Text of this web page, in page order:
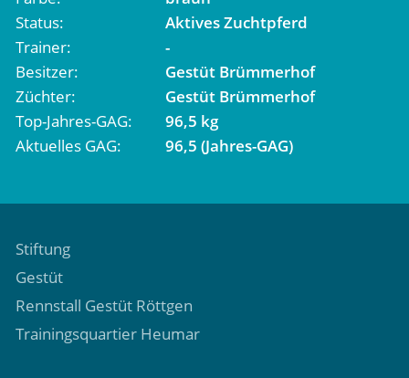
Status
Aktives Zuchtpferd
Trainer
-
Besitzer
Gestüt Brümmerhof
Züchter
Gestüt Brümmerhof
Top-Jahres-GAG
96,5 kg
Aktuelles GAG
96,5 (Jahres-GAG)
Stiftung
Gestüt
Rennstall Gestüt Röttgen
Trainingsquartier Heumar